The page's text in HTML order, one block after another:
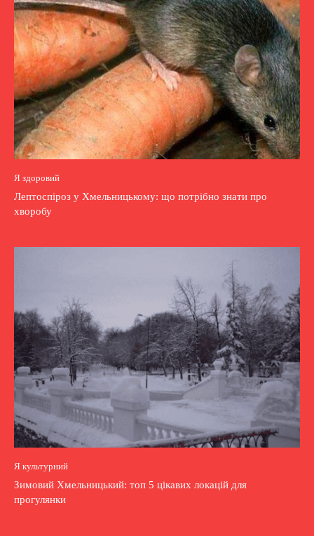
Я здоровий
Лептоспіроз у Хмельницькому: що потрібно знати про
хворобу
Я культурний
Зимовий Хмельницький: топ 5 цікавих локацій для
прогулянки